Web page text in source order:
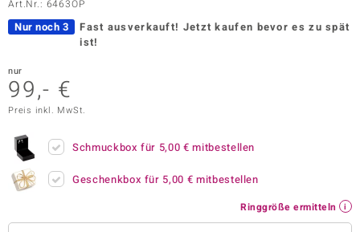
Vogue
Art.Nr.: 6463OP
Nur noch 3 Fast ausverkauft! Jetzt kaufen bevor es zu spät
ist!
nur
99,- €
Preis inkl. MwSt.
Schmuckbox für 5,00 € mitbestellen
Geschenkbox für 5,00 € mitbestellen
Ringgröße ermitteln